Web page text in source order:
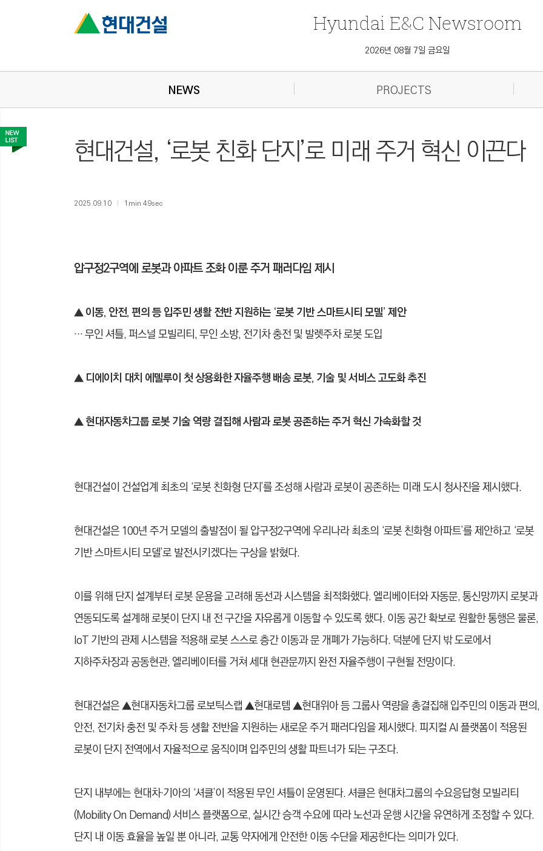
Hyundai E&C Newsroom
2026년 08월 7일 금요일
NEWS PROJECTS
현대건설, ‘로봇 친화 단지’로 미래 주거 혁신 이끈다
2025.09.10 1min 49sec
압구정2구역에 로봇과 아파트 조화 이룬 주거 패러다임 제시
▲ 이동, 안전, 편의 등 입주민 생활 전반 지원하는 ‘로봇 기반 스마트시티 모델’ 제안
… 무인 셔틀, 퍼스널 모빌리티, 무인 소방, 전기차 충전 및 발렛주차 로봇 도입
▲디에이치 대치 에델루이 첫 상용화한 자율주행 배송 로봇, 기술 및 서비스 고도화 추진
▲현대자동차그룹 로봇 기술 역량 결집해 사람과 로봇 공존하는 주거 혁신 가속화할 것
현대건설이 건설업계 최초의 ‘로봇 친화형 단지’를 조성해 사람과 로봇이 공존하는 미래 도시 청사진을 제시했다.
현대건설은 100년 주거 모델의 출발점이 될 압구정2구역에 우리나라 최초의 ‘로봇 친화형 아파트’를 제안하고 ‘로봇
기반 스마트시티 모델’로 발전시키겠다는 구상을 밝혔다.
이를 위해 단지 설계부터 로봇 운용을 고려해 동선과 시스템을 최적화했다. 엘리베이터와 자동문, 통신망까지 로봇과
연동되도록 설계해 로봇이 단지 내 전 구간을 자유롭게 이동할 수 있도록 했다. 이동 공간 확보로 원활한 통행은 물론,
IoT 기반의 관제 시스템을 적용해 로봇 스스로 층간 이동과 문 개폐가 가능하다. 덕분에 단지 밖 도로에서
지하주차장과 공동현관, 엘리베이터를 거쳐 세대 현관문까지 완전 자율주행이 구현될 전망이다.
현대건설은 ▲현대자동차그룹 로보틱스랩 ▲현대로템 ▲현대위아 등 그룹사 역량을 총결집해 입주민의 이동과 편의,
안전, 전기차 충전 및 주차 등 생활 전반을 지원하는 새로운 주거 패러다임을 제시했다. 피지컬 AI 플랫폼이 적용된
로봇이 단지 전역에서 자율적으로 움직이며 입주민의 생활 파트너가 되는 구조다.
단지 내부에는 현대차·기아의 ‘셔클’이 적용된 무인 셔틀이 운영된다. 셔클은 현대차그룹의 수요응답형 모빌리티
(Mobility On Demand) 서비스 플랫폼으로, 실시간 승객 수요에 따라 노선과 운행 시간을 유연하게 조정할 수 있다.
단지 내 이동 효율을 높일 뿐 아니라, 교통 약자에게 안전한 이동 수단을 제공한다는 의미가 있다.